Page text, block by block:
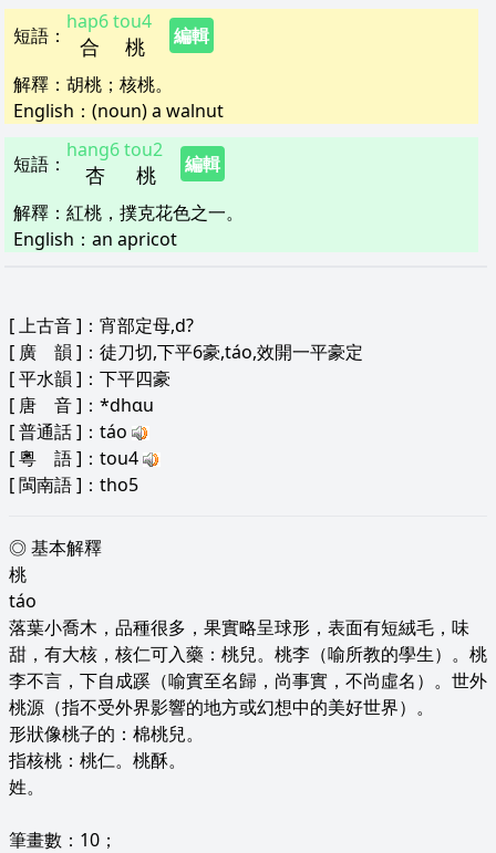
短語 ： 合
hap6
桃
tou4
編輯
解釋 ： 胡桃；核桃。
English： (noun) a walnut
短語 ： 杏
hang6
桃
tou2
編輯
解釋 ： 紅桃，撲克花色之一。
English： an apricot
[上古音]：宵部定母,d?
[ 廣 韻 ]：徒刀切,下平6豪,táo,效開一平豪定
[平水韻 ]：下平四豪
[ 唐 音]：*dhɑu
[普通話]：táo
[粵 語]：tou4
[閩南語]：tho5
◎ 基本解釋
桃
táo
落葉小喬木，品種很多，果實略呈球形，表面有短絨毛，味
甜，有大核，核仁可入藥：桃兒。桃李（喻所教的學生）。桃
李不言，下自成蹊（喻實至名歸，尚事實，不尚虛名）。世外
桃源（指不受外界影響的地方或幻想中的美好世界）。
形狀像桃子的：棉桃兒。
指核桃：桃仁。桃酥。
姓。
筆畫數：10；